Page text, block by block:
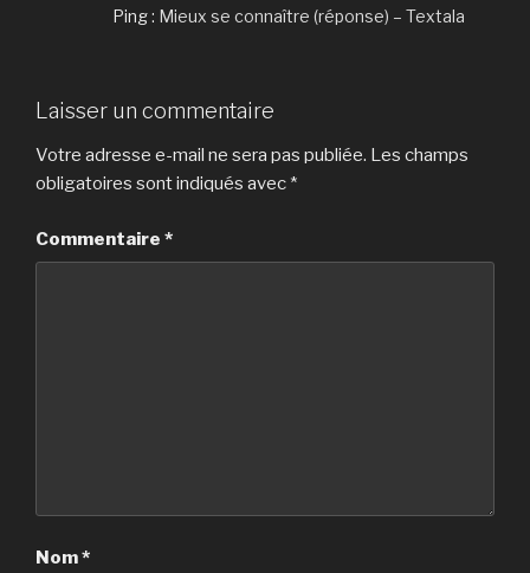
Ping : Mieux se connaître (réponse) – Textala
Laisser un commentaire
Votre adresse e-mail ne sera pas publiée. Les champs
obligatoires sont indiqués avec *
Commentaire *
Nom*